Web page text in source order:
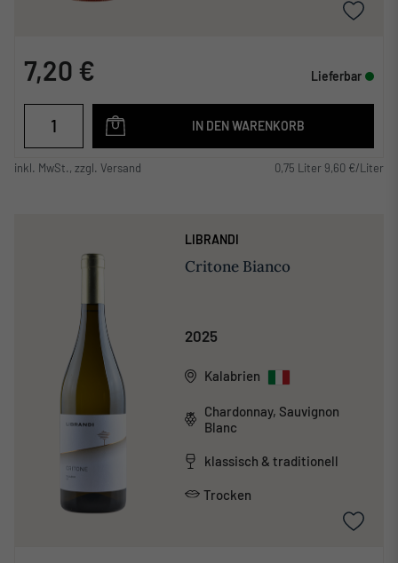
7,20 € Lieferbar
IN DEN WARENKORB
inkl. MwSt., zzgl. Versand 0,75 Liter 9,60 €/Liter
LIBRANDI
Critone Bianco
2025
Kalabrien
Chardonnay, Sauvignon
Blanc
klassisch & traditionell
Trocken